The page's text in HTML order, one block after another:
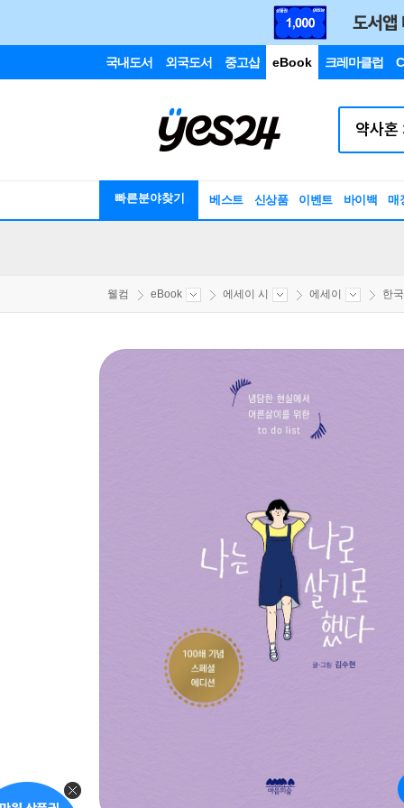
국내도서 외국도서 중고샵 eBook 크레마클럽
빠른분야찾기 베스트 신상품 이벤트 바이백 매
웰컴 eBook 에세이 시 에세이 한